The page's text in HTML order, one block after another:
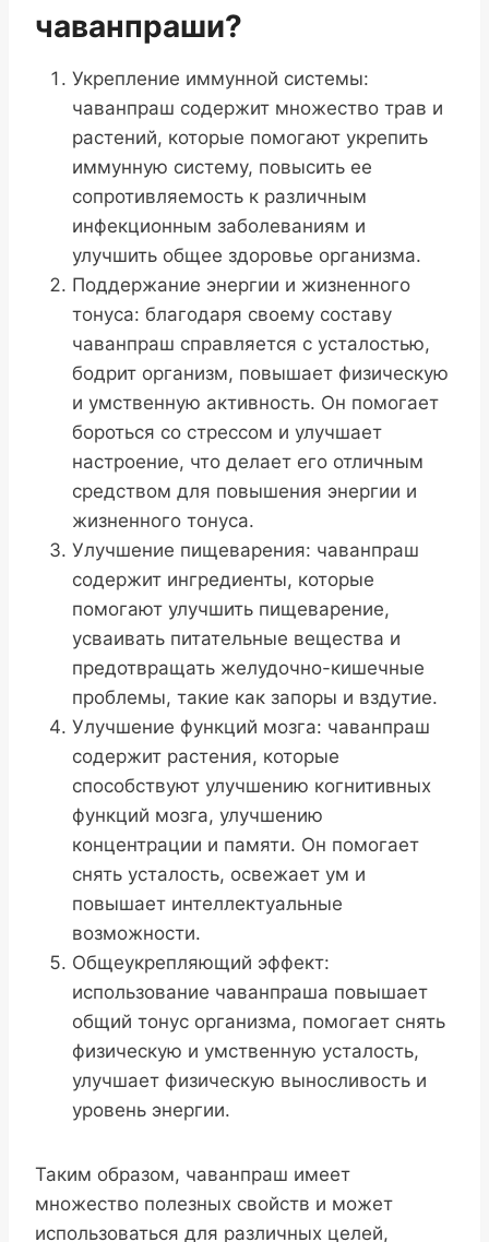
чаванпраши?
Укрепление иммунной системы:
чаванпраш содержит множество трав и
растений, которые помогают укрепить
иммунную систему, повысить ее
сопротивляемость к различным
инфекционным заболеваниям и
улучшить общее здоровье организма.
Поддержание энергии и жизненного
тонуса: благодаря своему составу
чаванпраш справляется с усталостью,
бодрит организм, повышает физическую
и умственную активность. Он помогает
бороться со стрессом и улучшает
настроение, что делает его отличным
средством для повышения энергии и
жизненного тонуса.
Улучшение пищеварения: чаванпраш
содержит ингредиенты, которые
помогают улучшить пищеварение,
усваивать питательные вещества и
предотвращать желудочно-кишечные
проблемы, такие как запоры и вздутие.
Улучшение функций мозга: чаванпраш
содержит растения, которые
способствуют улучшению когнитивных
функций мозга, улучшению
концентрации и памяти. Он помогает
снять усталость, освежает ум и
повышает интеллектуальные
возможности.
Общеукрепляющий эффект:
использование чаванпраша повышает
общий тонус организма, помогает снять
физическую и умственную усталость,
улучшает физическую выносливость и
уровень энергии.
Таким образом, чаванпраш имеет
множество полезных свойств и может
использоваться для различных целей,